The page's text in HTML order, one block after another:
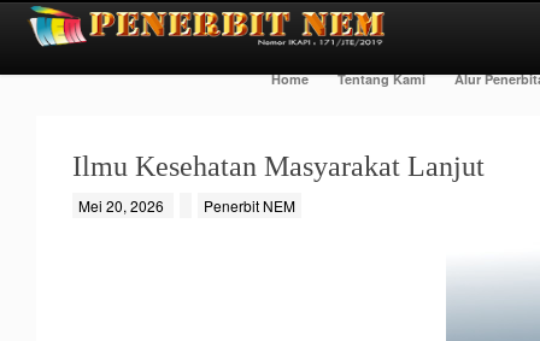
Home Tentang Kami Alur
Ilmu Kesehatan Masyarakat Lanjut
Mei 20, 2026 Penerbit NEM